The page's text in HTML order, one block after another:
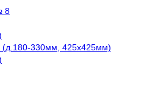
330мм, 425х425мм)